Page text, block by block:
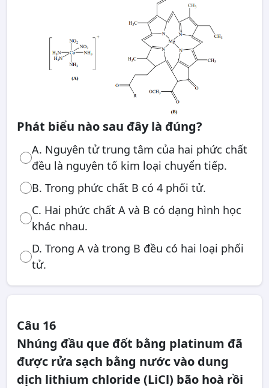
Phát biểu nào sau đây là đúng?
A. Nguyên tử trung tâm của hai phức chất
đều là nguyên tố kim loại chuyển tiếp.
B. Trong phức chất B có 4 phối tử.
C. Hai phức chất A và B có dạng hình học
khác nhau.
D. Trong A và trong B đều có hai loại phối
tử.
Câu 16
Nhúng đầu que đốt bằng platinum đã
được rửa sạch bằng nước vào dung
dịch lithium chloride (LiCl) bão hoà rồi